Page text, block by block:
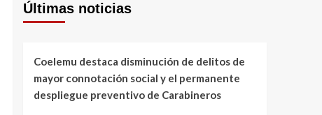
Últimas noticias
Coelemu destaca disminución de delitos de
mayor connotación social y el permanente
despliegue preventivo de Carabineros